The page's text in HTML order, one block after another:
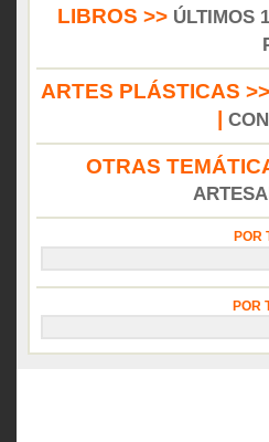
LIBROS >> ÚLTIMOS
ARTES PLÁSTICAS >>
OTRAS
POR
POR